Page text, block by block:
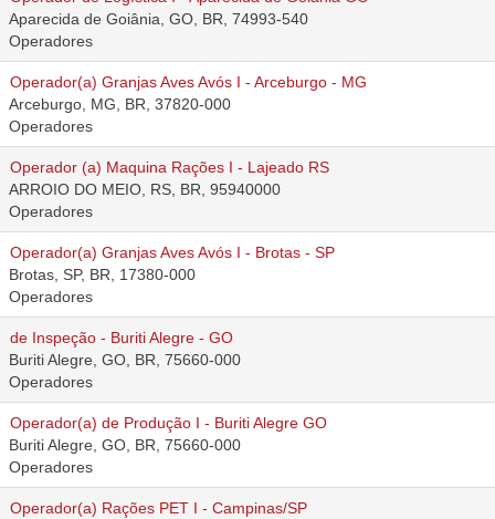
Aparecida de Goiânia, GO, BR, 74993-540
Operadores
Operador(a) Granjas Aves Avós I - Arceburgo - MG
Arceburgo, MG, BR, 37820-000
Operadores
Operador (a) Maquina Rações I - Lajeado RS
ARROIO DO MEIO, RS, BR, 95940000
Operadores
Operador(a) Granjas Aves Avós I - Brotas - SP
Brotas, SP, BR, 17380-000
Operadores
de Inspeção - Buriti Alegre - GO
Buriti Alegre, GO, BR, 75660-000
Operadores
Operador(a) de Produção I - Buriti Alegre GO
Buriti Alegre, GO, BR, 75660-000
Operadores
Operador(a) Rações PET I - Campinas/SP